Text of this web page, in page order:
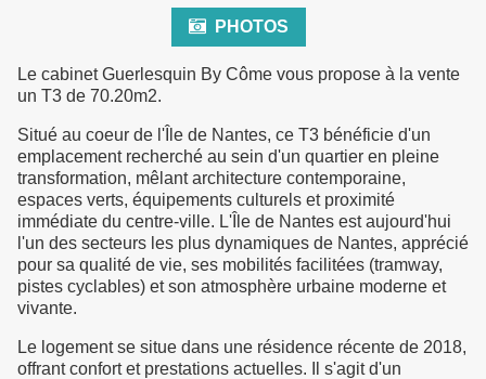
PHOTOS
Le cabinet Guerlesquin By Côme vous propose à la vente
un T3 de 70.20m2.
Situé au coeur de l'Île de Nantes, ce T3 bénéficie d'un
emplacement recherché au sein d'un quartier en pleine
transformation, mêlant architecture contemporaine,
espaces verts, équipements culturels et proximité
immédiate du centre-ville. L'Île de Nantes est aujourd'hui
l'un des secteurs les plus dynamiques de Nantes, apprécié
pour sa qualité de vie, ses mobilités facilitées (tramway,
pistes cyclables) et son atmosphère urbaine moderne et
vivante.
Le logement se situe dans une résidence récente de 2018,
offrant confort et prestations actuelles. Il s'agit d'un